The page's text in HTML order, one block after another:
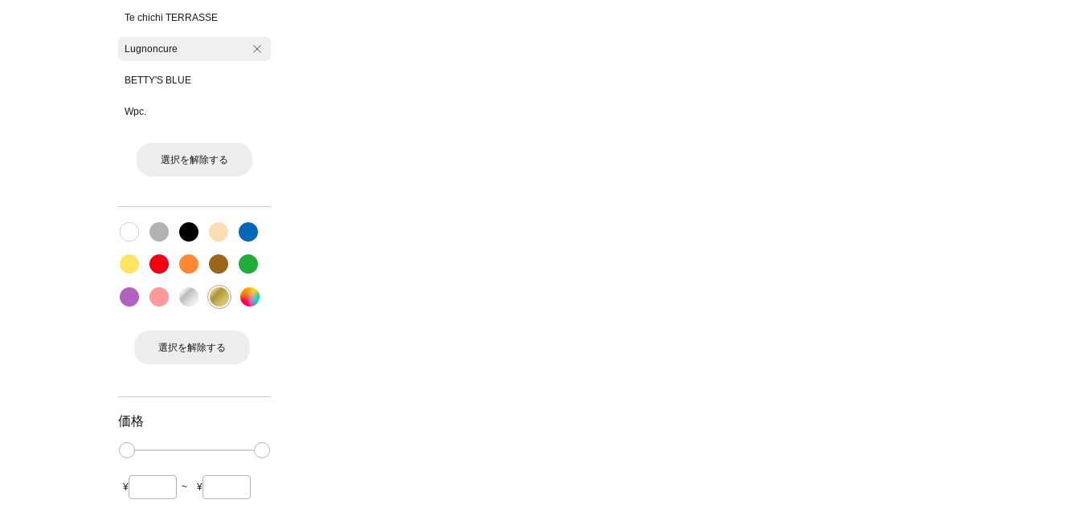
Te chichi TERRASSE
Lugnoncure
BETTY'S BLUE
Wpc.
選択を解除する
選択を解除する
価格
¥ ~ ¥